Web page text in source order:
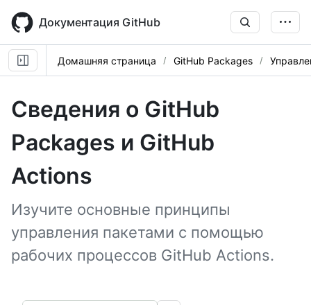
main
content
Документация GitHub
Домашняя страница GitHub Packages
Сведения о GitHub
Packages и GitHub
Actions
Изучите основные принципы
управления пакетами с помощью
рабочих процессов GitHub Actions.